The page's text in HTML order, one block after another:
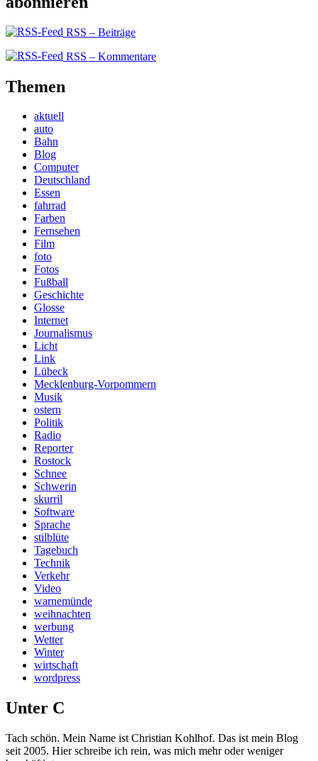
RSS – Beiträge
RSS – Kommentare
Themen
aktuell
auto
Bahn
Blog
Computer
Deutschland
Essen
fahrrad
Farben
Fernsehen
Film
foto
Fotos
Fußball
Geschichte
Glosse
Internet
Journalismus
Licht
Link
Lübeck
Mecklenburg-Vorpommern
Musik
ostern
Politik
Radio
Reporter
Rostock
Schnee
Schwerin
skurril
Software
Sprache
stilblüte
Tagebuch
Technik
Verkehr
Video
warnemünde
weihnachten
werbung
Wetter
Winter
wirtschaft
wordpress
Unter C
Tach schön. Mein Name ist Christian Kohlhof. Das ist mein Blog
seit 2005. Hier schreibe ich rein, was mich mehr oder weniger